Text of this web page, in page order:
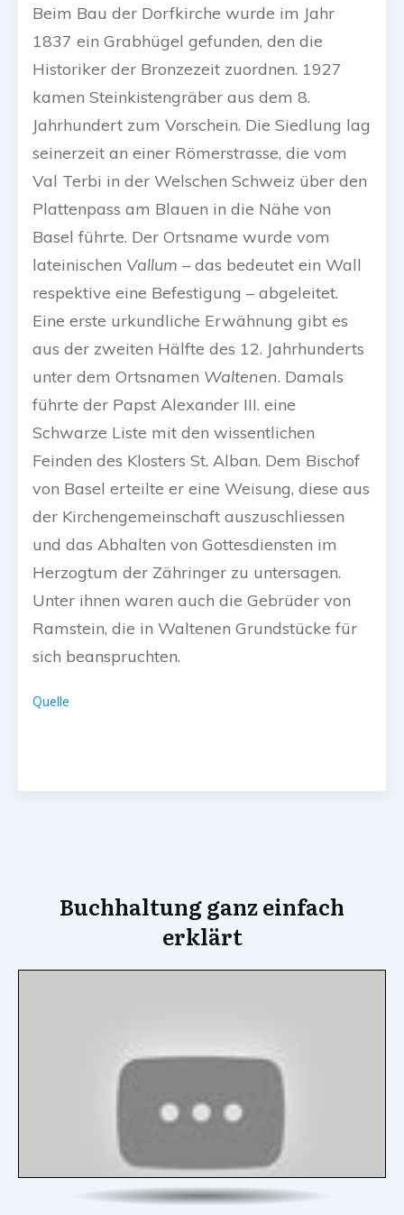
Beim Bau der Dorfkirche wurde im Jahr
1837 ein Grabhügel gefunden, den die
Historiker der Bronzezeit zuordnen. 1927
kamen Steinkistengräber aus dem 8.
Jahrhundert zum Vorschein. Die Siedlung lag
seinerzeit an einer Römerstrasse, die vom
Val Terbi in der Welschen Schweiz über den
Plattenpass am Blauen in die Nähe von
Basel führte. Der Ortsname wurde vom
lateinischen Vallum – das bedeutet ein Wall
respektive eine Befestigung – abgeleitet.
Eine erste urkundliche Erwähnung gibt es
aus der zweiten Hälfte des 12. Jahrhunderts
unter dem Ortsnamen Waltenen. Damals
führte der Papst Alexander III. eine
Schwarze Liste mit den wissentlichen
Feinden des Klosters St. Alban. Dem Bischof
von Basel erteilte er eine Weisung, diese aus
der Kirchengemeinschaft auszuschliessen
und das Abhalten von Gottesdiensten im
Herzogtum der Zähringer zu untersagen.
Unter ihnen waren auch die Gebrüder von
Ramstein, die in Waltenen Grundstücke für
sich beanspruchten.
Quelle
Buchhaltung ganz einfach
erklärt